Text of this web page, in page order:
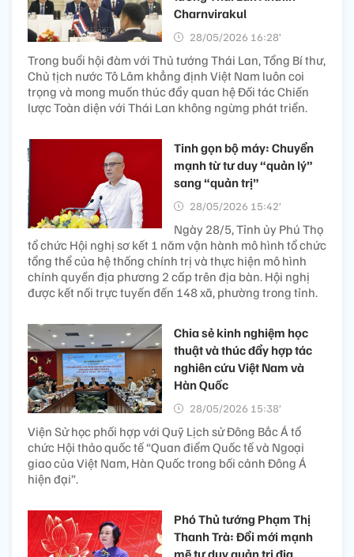
Charnvirakul
28/05/2026 16:28’
Trong buổi hội đàm với Thủ tướng Thái Lan, Tổng Bí thư,
Chủ tịch nước Tô Lâm khẳng định Việt Nam luôn coi
trọng và mong muốn thúc đẩy quan hệ Đối tác Chiến
lược Toàn diện với Thái Lan không ngừng phát triển.
Tinh gọn bộ máy: Chuyển
mạnh từ tư duy “quản lý”
sang “quản trị”
28/05/2026 15:42’
Ngày 28/5, Tỉnh ủy Phú Thọ
tổ chức Hội nghị sơ kết 1 năm vận hành mô hình tổ chức
tổng thể của hệ thống chính trị và thực hiện mô hình
chính quyền địa phương 2 cấp trên địa bàn. Hội nghị
được kết nối trực tuyến đến 148 xã, phường trong tỉnh.
Chia sẻ kinh nghiệm học
thuật và thúc đẩy hợp tác
nghiên cứu Việt Nam và
Hàn Quốc
28/05/2026 15:38’
Viện Sử học phối hợp với Quỹ Lịch sử Đông Bắc Á tổ
chức Hội thảo quốc tế “Quan điểm Quốc tế và Ngoại
giao của Việt Nam, Hàn Quốc trong bối cảnh Đông Á
hiện đại”.
Phó Thủ tướng Phạm Thị
Thanh Trà: Đổi mới mạnh